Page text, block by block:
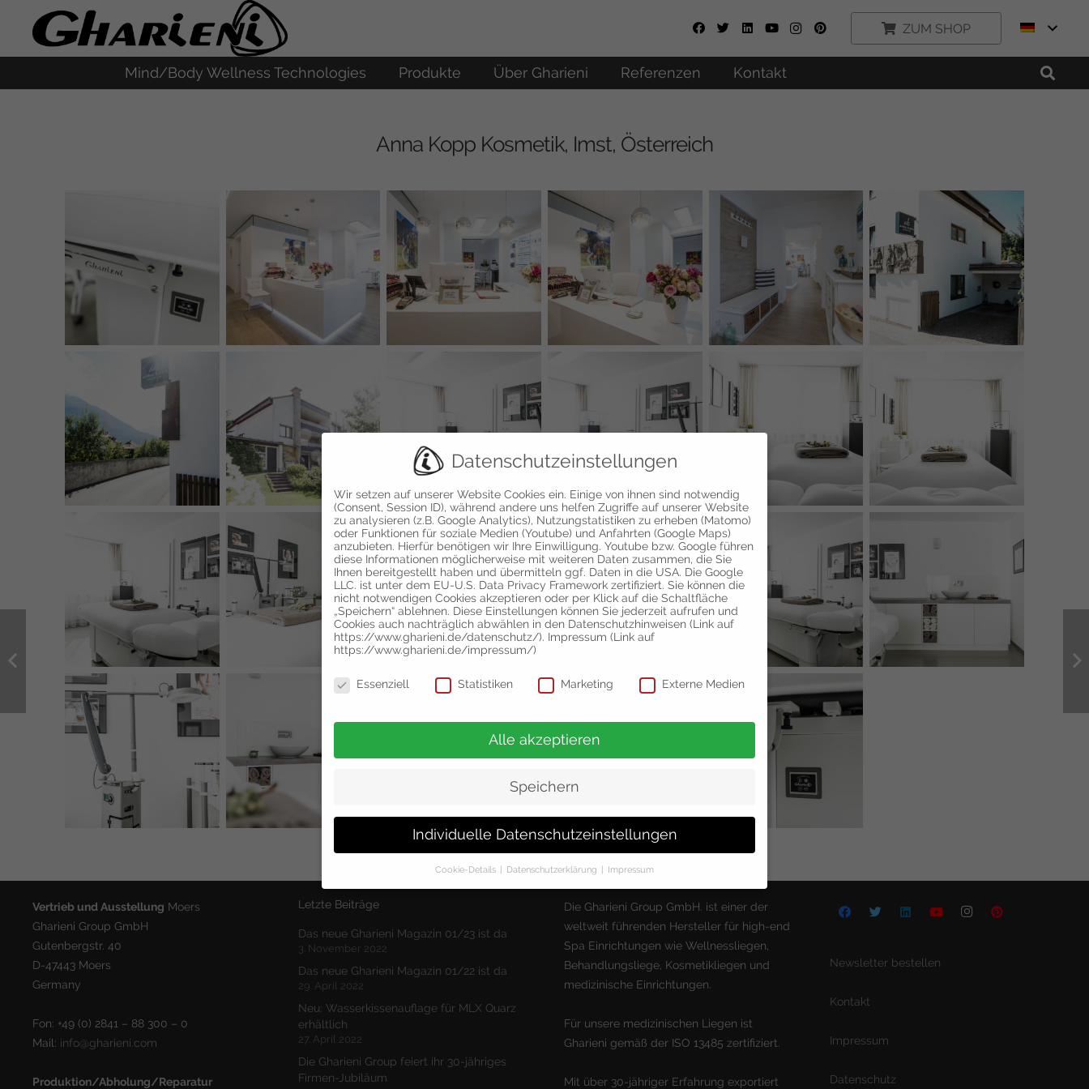
ZUM SHOP
Mind/Body Wellness Technologies Produkte Über Gharieni Referenzen Kontakt
Anna Kopp Kosmetik, Imst, Österreich
Vertrieb und Ausstellung Moers
Gharieni Group GmbH
Gutenbergstr. 40
D-47443 Moers
Germany
Fon: +49 (0) 2841 – 88 300 – 0
Mail: info@gharieni.com
Produktion/Abholung/Reparatur
Letzte Beiträge
Das neue Gharieni Magazin 01/23 ist da
3. November 2022
Das neue Gharieni Magazin 01/22 ist da
29. April 2022
Neu: Wasserkissenauflage für MLX Quarz
erhältlich
27. April 2022
Die Gharieni Group feiert ihr 30-jähriges
Firmen-Jubiläum
Die Gharieni Group GmbH. ist einer der
weltweit führenden Hersteller für high-end
Spa Einrichtungen wie Wellnessliegen,
Behandlungsliege, Kosmetikliegen und
medizinische Einrichtungen.
Für unsere medizinischen Liegen ist
Gharieni gemäß der ISO 13485 zertifiziert.
Mit über 30-jähriger Erfahrung exportiert
Newsletter bestellen
Kontakt
Impressum
Datenschutz
Datenschutzeinstellungen
Wir setzen auf unserer Website Cookies ein. Einige von ihnen sind notwendig
(Consent, Session ID), während andere uns helfen Zugriffe auf unserer Website
zu analysieren (z.B. Google Analytics), Nutzungstatistiken zu erheben (Matomo)
oder Funktionen für soziale Medien (Youtube) und Anfahrten (Google Maps)
anzubieten. Hierfür benötigen wir Ihre Einwilligung. Youtube bzw. Google führen
diese Informationen möglicherweise mit weiteren Daten zusammen, die Sie
Ihnen bereitgestellt haben und übermitteln ggf. Daten in die USA. Die Google
LLC. ist unter dem EU-U.S. Data Privacy Framework zertifiziert. Sie können die
nicht notwendigen Cookies akzeptieren oder per Klick auf die Schaltfläche
„Speichern“ ablehnen. Diese Einstellungen können Sie jederzeit aufrufen und
Cookies auch nachträglich abwählen in den Datenschutzhinweisen (Link auf
https://www.gharieni.de/datenschutz/). Impressum (Link auf
https://www.gharieni.de/impressum/)
Essenziell
Statistiken Marketing Externe Medien
Alle akzeptieren
Speichern
Individuelle Datenschutzeinstellungen
Cookie-Details Datenschutzerklärung Impressum
Datenschutzeinstellungen
Hier finden Sie eine Übersicht über alle verwendeten Cookies. Sie können Ihre
Einwilligung zu ganzen Kategorien geben oder sich weitere Informationen
anzeigen lassen und so nur bestimmte Cookies auswählen.
Alle akzeptieren
Datenschutzeinstellungen
Essenziell (1)
Essenzielle Cookies ermöglichen grundlegende Funktionen und sind für die einwandfreie
Funktion der Website erforderlich.